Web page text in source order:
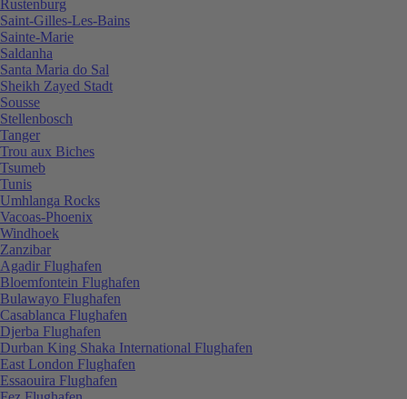
Rustenburg
Saint-Gilles-Les-Bains
Sainte-Marie
Saldanha
Santa Maria do Sal
Sheikh Zayed Stadt
Sousse
Stellenbosch
Tanger
Trou aux Biches
Tsumeb
Tunis
Umhlanga Rocks
Vacoas-Phoenix
Windhoek
Zanzibar
Agadir Flughafen
Bloemfontein Flughafen
Bulawayo Flughafen
Casablanca Flughafen
Djerba Flughafen
Durban King Shaka International Flughafen
East London Flughafen
Essaouira Flughafen